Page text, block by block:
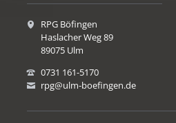
RPG Böfingen
Haslacher Weg 89
89075 Ulm
0731 161-5170
rpg@ulm-boefingen.de